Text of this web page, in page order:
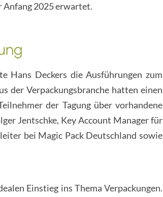
Anfang 2025 erwartet.
Hans Deckers die Ausführungen zum
der Verpackungsbranche hatten einen
der Tagung über vorhandene
Jentschke, Key Account Manager für
bei Magic Pack Deutschland sowie
Einstieg ins Thema Verpackungen.